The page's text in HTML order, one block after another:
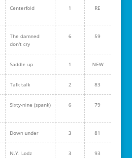
Centerfold 1 RE
The damned
don't cry
6 59
Saddle up 1 NEW
Talk talk 2 83
Sixty-nine (spank) 6 79
Down under 3 81
N.Y. Lodz 3 93